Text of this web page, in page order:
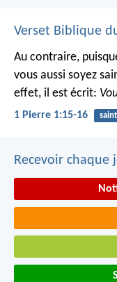
Verset Biblique
Au contraire,
vous aussi soyez
effet, il est écrit:
1 Pierre 1:15-16
Recevoir